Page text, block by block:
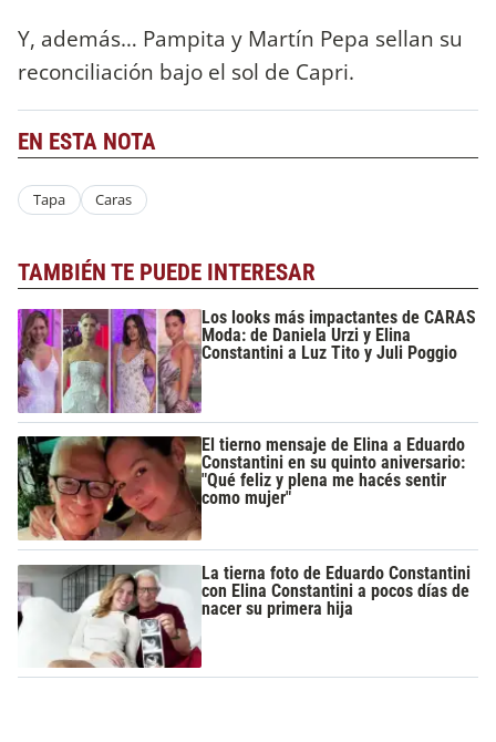
Y, además… Pampita y Martín Pepa sellan su
reconciliación bajo el sol de Capri.
EN ESTA NOTA
Tapa Caras
TAMBIÉN TE PUEDE INTERESAR
Los looks más impactantes de CARAS
Moda: de Daniela Urzi y Elina
Constantini a Luz Tito y Juli Poggio
El tierno mensaje de Elina a Eduardo
Constantini en su quinto aniversario:
"Qué feliz y plena me hacés sentir
como mujer"
La tierna foto de Eduardo Constantini
con Elina Constantini a pocos días de
nacer su primera hija